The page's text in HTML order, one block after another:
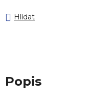
Hlídat
Popis